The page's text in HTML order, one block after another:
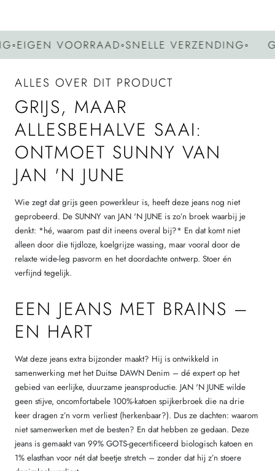
VOORRAAD◦SNELLE VERZENDING◦
ALLES OVER DIT PRODUCT
GRIJS, MAAR
ALLESBEHALVE SAAI:
ONTMOET SUNNY VAN
JAN 'N JUNE
Wie zegt dat grijs geen powerkleur is, heeft deze jeans nog niet
geprobeerd. De SUNNY van JAN 'N JUNE is zo’n broek waarbij je
denkt: *hé, waarom past dit ineens overal bij?* En dat komt niet
alleen door die tijdloze, koelgrijze wassing, maar vooral door de
relaxte wide-leg pasvorm en het doordachte ontwerp. Stoer én
verfijnd tegelijk.
EEN JEANS MET BRAINS –
EN HART
Wat deze jeans extra bijzonder maakt? Hij is ontwikkeld in
samenwerking met het Duitse DAWN Denim – dé expert op het
gebied van eerlijke, duurzame jeansproductie. JAN 'N JUNE wilde
geen stijve, oncomfortabele 100%-katoen spijkerbroek die na drie
keer dragen z’n vorm verliest (herkenbaar?). Dus ze dachten: waarom
niet samenwerken met de besten? En dat hebben ze gedaan. Deze
jeans is gemaakt van 99% GOTS-gecertificeerd biologisch katoen en
1% elasthan voor nét dat beetje stretch – zonder dat hij z’n stoere